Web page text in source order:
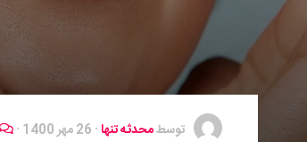
توسطمحدثه تنها· 26 مهر 1400 ·